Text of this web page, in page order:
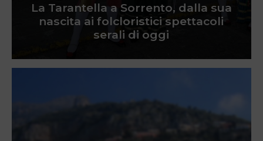
La Tarantella a Sorrento, dalla sua
nascita ai folcloristici spettacoli
serali di oggi